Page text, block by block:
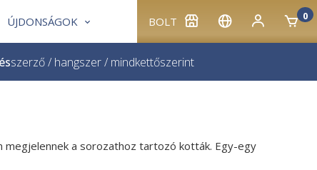
BOLT 0
ÚJDONSÁGOK
szerző/ hangszer/ mindkettőszerint
megjelennek a sorozathoz tartozó kották. Egy-egy